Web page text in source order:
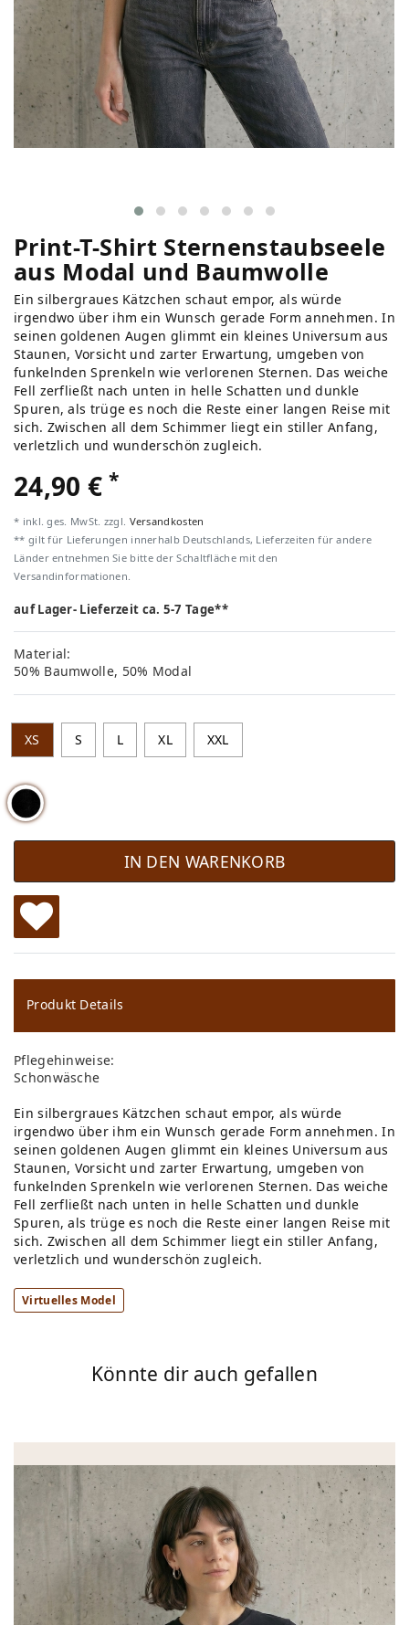
Print-T-Shirt Sternenstaubseele
aus Modal und Baumwolle
Ein silbergraues Kätzchen schaut empor, als würde
irgendwo über ihm ein Wunsch gerade Form annehmen. In
seinen goldenen Augen glimmt ein kleines Universum aus
Staunen, Vorsicht und zarter Erwartung, umgeben von
funkelnden Sprenkeln wie verlorenen Sternen. Das weiche
Fell zerfließt nach unten in helle Schatten und dunkle
Spuren, als trüge es noch die Reste einer langen Reise mit
sich. Zwischen all dem Schimmer liegt ein stiller Anfang,
verletzlich und wunderschön zugleich.
24,90 €*
* inkl. ges. MwSt. zzgl. Versandkosten
** gilt für Lieferungen innerhalb Deutschlands, Lieferzeiten für andere
Länder entnehmen Sie bitte der Schaltfläche mit den
Versandinformationen.
auf Lager- Lieferzeit ca. 5-7 Tage**
Material:
50% Baumwolle, 50% Modal
XS S L XL XXL
IN DEN WARENKORB
W
u
ns
ch
lis
te
Produkt Details
Pflegehinweise:
Schonwäsche
Ein silbergraues Kätzchen schaut empor, als würde
irgendwo über ihm ein Wunsch gerade Form annehmen. In
seinen goldenen Augen glimmt ein kleines Universum aus
Staunen, Vorsicht und zarter Erwartung, umgeben von
funkelnden Sprenkeln wie verlorenen Sternen. Das weiche
Fell zerfließt nach unten in helle Schatten und dunkle
Spuren, als trüge es noch die Reste einer langen Reise mit
sich. Zwischen all dem Schimmer liegt ein stiller Anfang,
verletzlich und wunderschön zugleich.
Virtuelles Model
Könnte dir auch gefallen